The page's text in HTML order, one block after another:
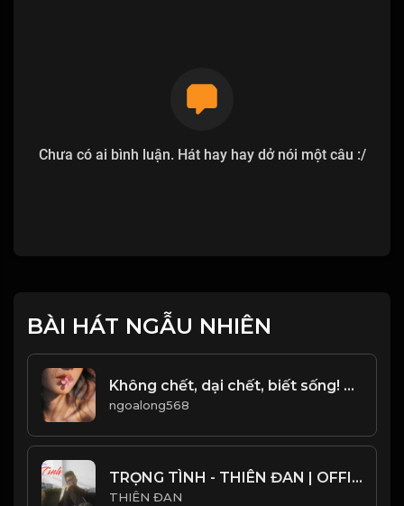
Chưa có ai bình luận. Hát hay hay dở nói một câu :/
BÀI HÁT NGẪU NHIÊN
Không chết, dại chết, biết sống! Đạo
ngoalong568
TRỌNG TÌNH - THIÊN ĐAN | OFFICIAL LIRICS VIDEO
THIÊN ĐAN